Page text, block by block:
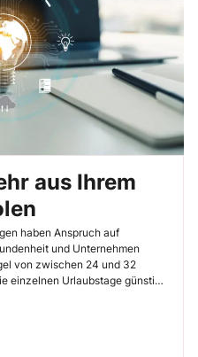
aus Ihrem
haben Anspruch auf
und Unternehmen
von zwischen 24 und 32
einzelnen Urlaubstage günstig,
sogenannte Brückentage.